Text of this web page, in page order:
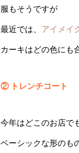
服もそうですが
最近では、 アイメイ
カーキはどの色に
② トレンチコート
今年はどこのお店で
ベーシックな形のも